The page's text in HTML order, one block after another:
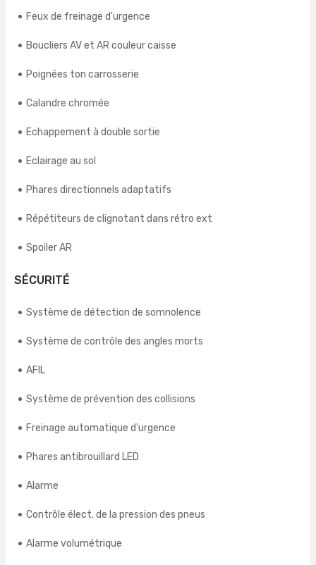
Feux de freinage d'urgence
Boucliers AV et AR couleur caisse
Poignées ton carrosserie
Calandre chromée
Echappement à double sortie
Eclairage au sol
Phares directionnels adaptatifs
Répétiteurs de clignotant dans rétro ext
Spoiler AR
SÉCURITÉ
Système de détection de somnolence
Système de contrôle des angles morts
AFIL
Système de prévention des collisions
Freinage automatique d'urgence
Phares antibrouillard LED
Alarme
Contrôle élect. de la pression des pneus
Alarme volumétrique